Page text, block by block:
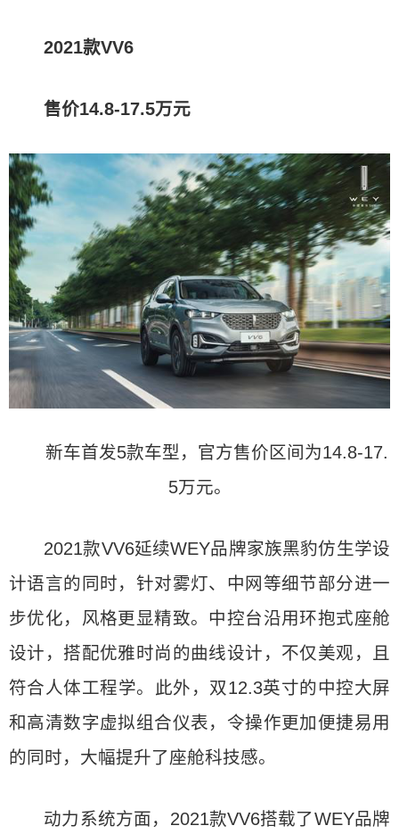
2021款VV6
售价14.8-17.5万元
新车首发5款车型，官方售价区间为14.8-17.
5万元。
2021款VV6延续WEY品牌家族黑豹仿生学设
计语言的同时，针对雾灯、中网等细节部分进一
步优化，风格更显精致。中控台沿用环抱式座舱
设计，搭配优雅时尚的曲线设计，不仅美观，且
符合人体工程学。此外，双12.3英寸的中控大屏
和高清数字虚拟组合仪表，令操作更加便捷易用
的同时，大幅提升了座舱科技感。
动力系统方面，2021款VV6搭载了WEY品牌